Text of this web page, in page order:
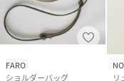
FARO
ショルダーバッグ
リ